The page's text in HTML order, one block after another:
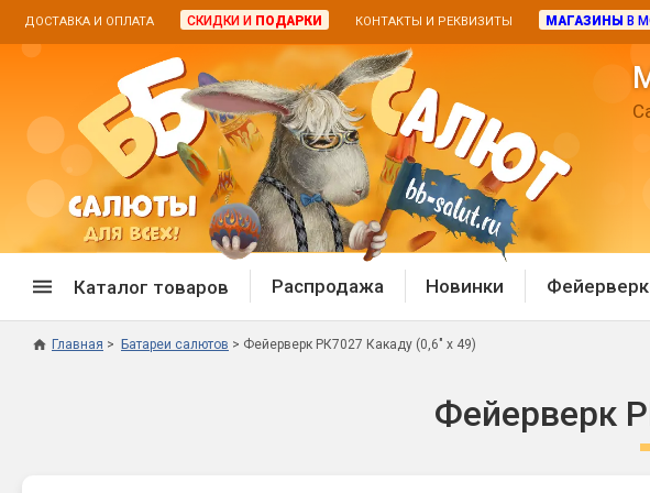
ДОСТАВКА И ОПЛАТА СКИДКИ И ПОДАРКИ КОНТАКТЫ И РЕКВИЗИТЫ МАГАЗИНЫ В
Каталог товаров
Дневные батареи
Распродажа Новинки
Главная Батареи салютов Фейерверк РК7027 Какаду (0,6" х 49)
Фейерверк